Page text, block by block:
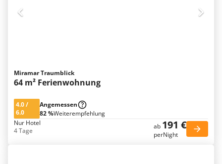
Miramar Traumblick
64 m² Ferienwohnung
4.0/
6.0
Angemessen
82 %Weiterempfehlung
Nur Hotel
4 Tage
ab 191 €
perNight